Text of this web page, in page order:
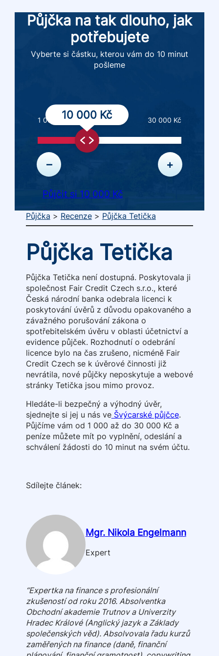
Půjčka na tak dlouho, jak
potřebujete
Vyberte si částku, kterou vám do 10 minut
pošleme
10 000 Kč
– +
1 000 Kč 30 000 Kč
Půjčit si 10 000 Kč
Půjčka > Recenze > Půjčka Tetička
Půjčka Tetička
Půjčka Tetička není dostupná. Poskytovala ji
společnost Fair Credit Czech s.r.o., které
Česká národní banka odebrala licenci k
poskytování úvěrů z důvodu opakovaného a
závažného porušování zákona o
spotřebitelském úvěru v oblasti účetnictví a
evidence půjček. Rozhodnutí o odebrání
licence bylo na čas zrušeno, nicméně Fair
Credit Czech se k úvěrové činnosti již
nevrátila, nové půjčky neposkytuje a webové
stránky Tetička jsou mimo provoz.
Hledáte-li bezpečný a výhodný úvěr,
sjednejte si jej u nás veŠvýcarské půjčce.
Půjčíme vám od 1 000 až do 30 000 Kč a
peníze můžete mít po vyplnění, odeslání a
schválení žádosti do 10 minut na svém účtu.
Sdílejte článek:
Mgr. Nikola Engelmann
Expert
“Expertka na finance s profesionální
zkušeností od roku 2016. Absolventka
Obchodní akademie Trutnov a Univerzity
Hradec Králové (Anglický jazyk a Základy
společenských věd). Absolvovala řadu kurzů
zaměřených na finance (daně, finanční